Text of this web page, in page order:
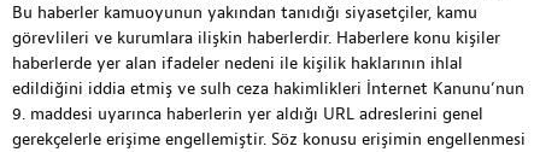
Bu haberler kamuoyunun yakından tanıdığı siyasetçiler, kamu
görevlileri ve kurumlara ilişkin haberlerdir. Haberlere konu kişiler
haberlerde yer alan ifadeler nedeni ile kişilik haklarının ihlal
edildiğini iddia etmiş ve sulh ceza hakimlikleri İnternet Kanunu’nun
9. maddesi uyarınca haberlerin yer aldığı URL adreslerini genel
gerekçelerle erişime engellemiştir. Söz konusu erişimin engellenmesi